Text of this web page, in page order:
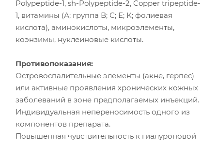
Polypeptide-1, sh-Polypeptide-2, Copper tripeptide-
1, витамины (А; группа В; С; Е; K; фолиевая
кислота), аминокислоты, микроэлементы,
коэнзимы, нуклеиновые кислоты.
Противопоказания:
Островоспалительные элементы (акне, герпес)
или активные проявления хронических кожных
заболеваний в зоне предполагаемых инъекций.
Индивидуальная непереносимость одного из
компонентов препарата.
Повышенная чувствительность к гиалуроновой